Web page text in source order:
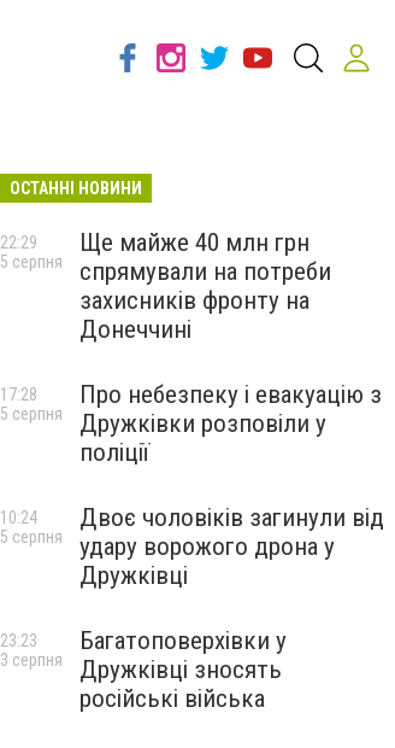
ОСТАННІ НОВИНИ
Ще майже 40 млн грн
спрямували на потреби
захисників фронту на
Донеччині
22:29
5 серпня
Про небезпеку і евакуацію з
Дружківки розповіли у
поліції
17:28
5 серпня
Двоє чоловіків загинули від
удару ворожого дрона у
Дружківці
10:24
5 серпня
Багатоповерхівки у
Дружківці зносять
російські війська
23:23
3 серпня